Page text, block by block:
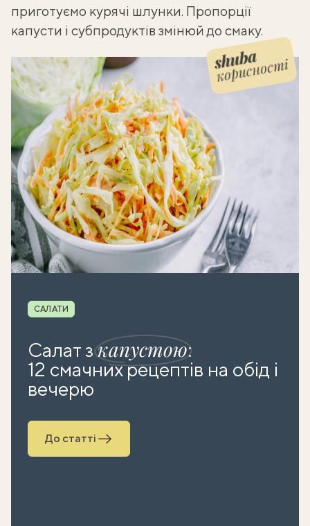
приготуємо курячі шлунки. Пропорції
капусти і субпродуктів змінюй до смаку.
корисності
Shuba корисності
Рубрика
САЛАТИ
Салат зкапустою:
12 смачних рецептів на обід і
вечерю
До статті